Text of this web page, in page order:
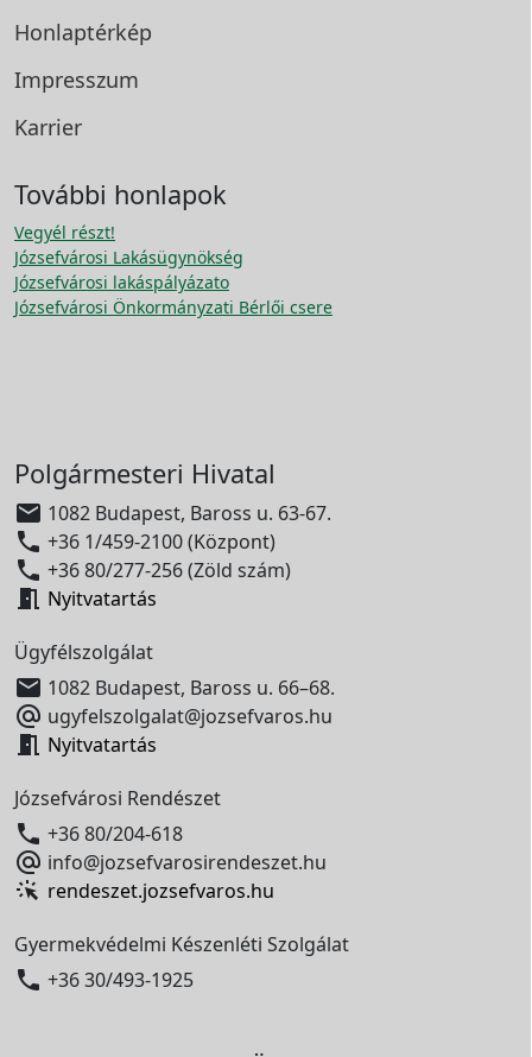
Honlaptérkép
Impresszum
Karrier
További honlapok
Vegyél részt!
Józsefvárosi Lakásügynökség
Józsefvárosi lakáspályázato
Józsefvárosi Önkormányzati Bérlői csere
Polgármesteri Hivatal
 1082 Budapest, Baross u. 63-67.
 +36 1/459-2100 (Központ)
 +36 80/277-256 (Zöld szám)
 Nyitvatartás
Ügyfélszolgálat
 1082 Budapest, Baross u. 66–68.
 ugyfelszolgalat@jozsefvaros.hu
 Nyitvatartás
Józsefvárosi Rendészet
 +36 80/204-618
 info@jozsefvarosirendeszet.hu
rendeszet.jozsefvaros.hu
Gyermekvédelmi Készenléti Szolgálat
 +36 30/493-1925